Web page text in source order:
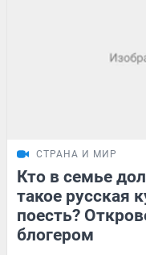
СТРАНА И МИР
Кто в семье
такое русская
поесть?
блогером